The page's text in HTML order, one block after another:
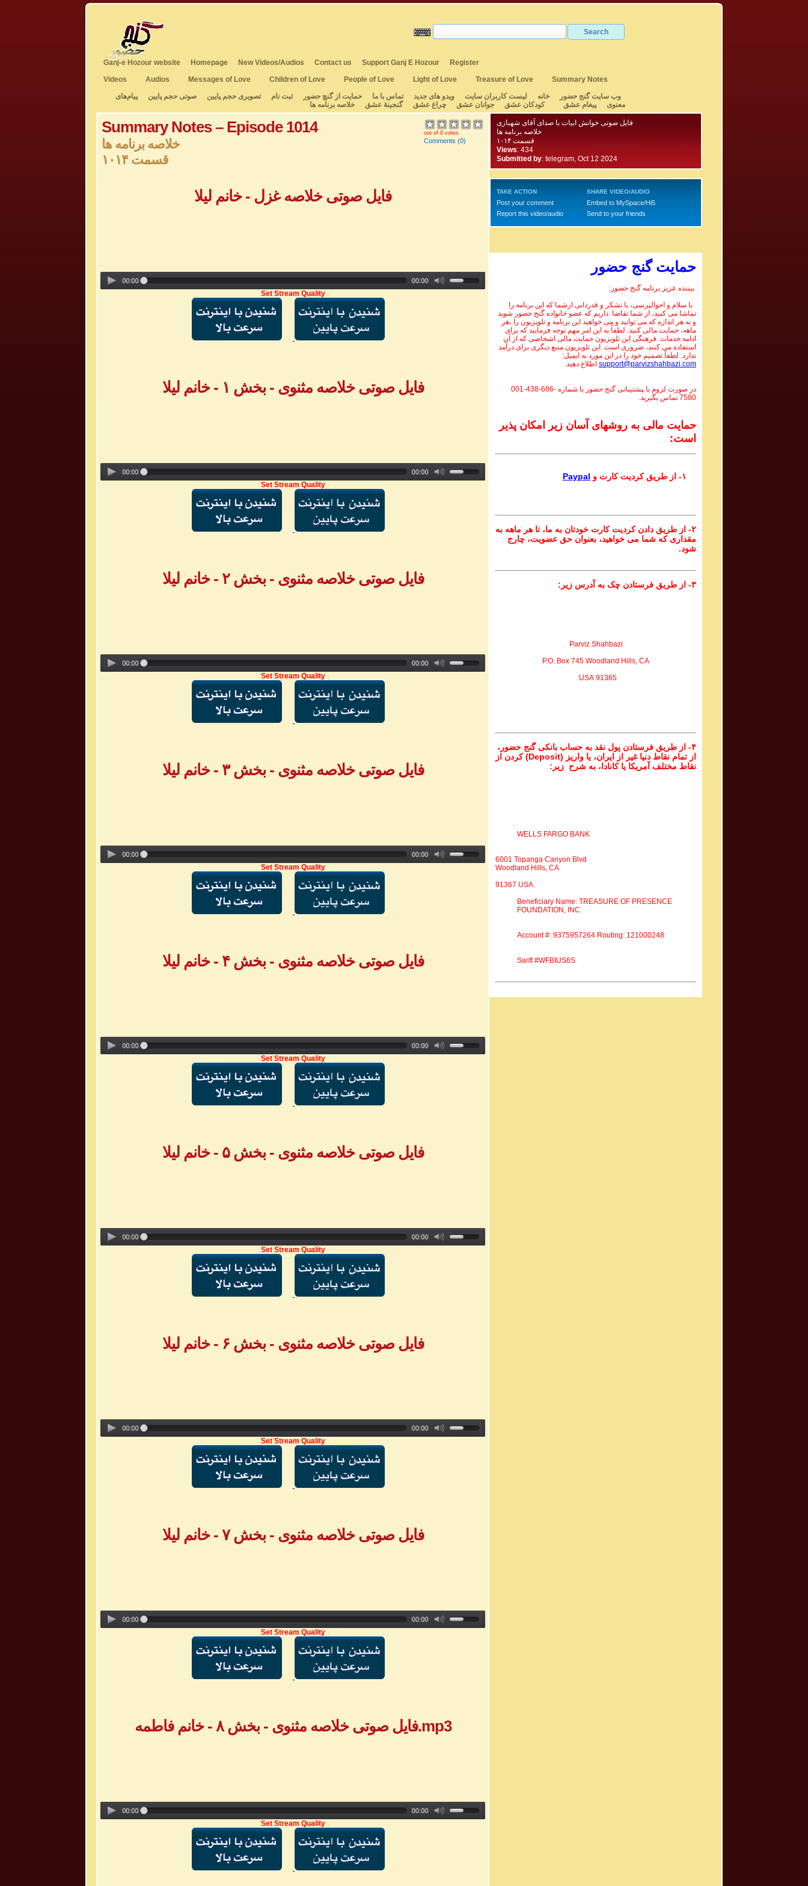
Ganj-e Hozour website Homepage New Videos/Audios Contact us Support Ganj E Hozour
Register
Videos
Audios Messages of Love Children of Love People of Love Light of Love Treasure of Love
Summary Notes
وب سایت گنج حضور
خانه لیست کاربران سایت ویدو های جدید تماس با ما حمایت از گنچ حضور ثبت نام تصویری حجم پایین صوتی حجم پایین
پیام‌های
معنوی
پیغام عشق کودکان عشق جوانان عشق چراغ عشق گنجینهٔ عشق خلاصه برنامه ها
Summary Notes – Episode 1014
خلاصه برنامه ها
قسمت ۱۰۱۴
out of 0 votes
Comments (0)
فایل صوتی خلاصه غزل - خانم لیلا
Set Stream Quality
فایل صوتی خلاصه مثنوی - بخش ۱ - خانم لیلا
Set Stream Quality
فایل صوتی خلاصه مثنوی - بخش ۲ - خانم لیلا
Set Stream Quality
فایل صوتی خلاصه مثنوی - بخش ۳ - خانم لیلا
Set Stream Quality
فایل صوتی خلاصه مثنوی - بخش ۴ - خانم لیلا
Set Stream Quality
فایل صوتی خلاصه مثنوی - بخش ۵ - خانم لیلا
Set Stream Quality
فایل صوتی خلاصه مثنوی - بخش ۶ - خانم لیلا
Set Stream Quality
فایل صوتی خلاصه مثنوی - بخش ۷ - خانم لیلا
Set Stream Quality
فایل صوتی خلاصه مثنوی - بخش ٨ - خانم فاطمه.mp3
Set Stream Quality
فایل صوتی خوانش ابیات با صدای آقای شهبازی
خلاصه برنامه ها
قسمت ۱۰۱۴
Views: 434
Submitted by: telegram, Oct 12 2024
TAKE ACTION
Post your comment
Report this video/audio
SHARE VIDEO/AUDIO
Embed to MySpace/Hi5
Send to your friends
حمایت گنج حضور
بیننده عزیز برنامه گنج حضور:
با سلام و احوالپرسی، با تشکر و قدردانی ازشما که این برنامه را
تماشا می کنید، از شما تقاضا داریم که عضو خانواده گنج حضور شوید
و به هر اندازه که می توانید و می خواهید این برنامه و تلویزیون را ،هر
ماهه، حمایت مالی کنید. لطفاً به این امر مهم توجه فرمایید که برای
ادامه خدمات فرهنگی این تلویزیون حمایت مالی اشخاصی که از آن
استفاده می کنند، ضروری است. این تلویزیون منبع دیگری برای درآمد
ندارد. لطفاً تصمیم خود را در این مورد به ایمیل:
support@parvizshahbazi.com اطلاع دهید.
در صورت لزوم با ‍پشتیبانی گنج حضور با شماره 001-438-686-
7580 تماس بگیرید.
حمایت مالی به روشهای آسان زیر امکان پذیر
است:
Paypal
۲- از طریق دادن کردیت کارت خودتان به ما، تا هر ماهه به
مقداری که شما می خواهید، بعنوان حق عضویت، چارج
شود.
۳- از طریق فرستادن چک به آدرس زیر:
Parviz Shahbazi
P.O. Box 745 Woodland Hills, CA
91365 USA.
۴- از طریق فرستادن پول نقد به حساب بانکی گنج حضور،
از تمام نقاط دنیا غیر از ایران، یا واریز (Deposit) کردن از
نقاط مختلف آمریکا یا کانادا، به شرح زیر:
WELLS FARGO BANK
6001 Topanga Canyon Blvd
Woodland Hills, CA
91367 USA.
Beneficiary Name: TREASURE OF PRESENCE
FOUNDATION, INC.
Account #: 9375957264 Routing: 121000248
Swift #WFBIUS6S